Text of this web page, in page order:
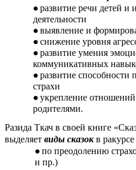
развитие речи детей и
деятельности
выявление и
снижение уровня
развитие умения
коммуникативных
развитие способности
страхи
укрепление
родителями.
Разида Ткач в своей книге
выделяет виды сказокв ракурсе
по преодолению
и пр.)